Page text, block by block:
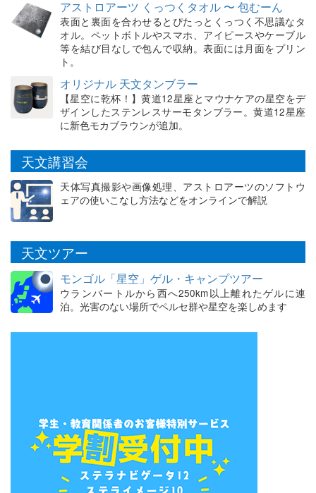
アストロアーツ くっつくタオル 〜 包むーん
表面と裏面を合わせるとぴたっとくっつく不思議なタ
オル。ペットボトルやスマホ、アイピースやケーブル
等を結び目なしで包んで収納。表面には月面をプリン
ト。
オリジナル 天文タンブラー
【星空に乾杯！】黄道12星座とマウナケアの星空をデ
ザインしたステンレスサーモタンブラー。黄道12星座
に新色モカブラウンが追加。
天文講習会
天体写真撮影や画像処理、アストロアーツのソフトウ
ェアの使いこなし方法などをオンラインで解説
天文ツアー
モンゴル「星空」ゲル・キャンプツアー
ウランバートルから西へ250km以上離れたゲルに連
泊。光害のない場所でペルセ群や星空を楽しめます